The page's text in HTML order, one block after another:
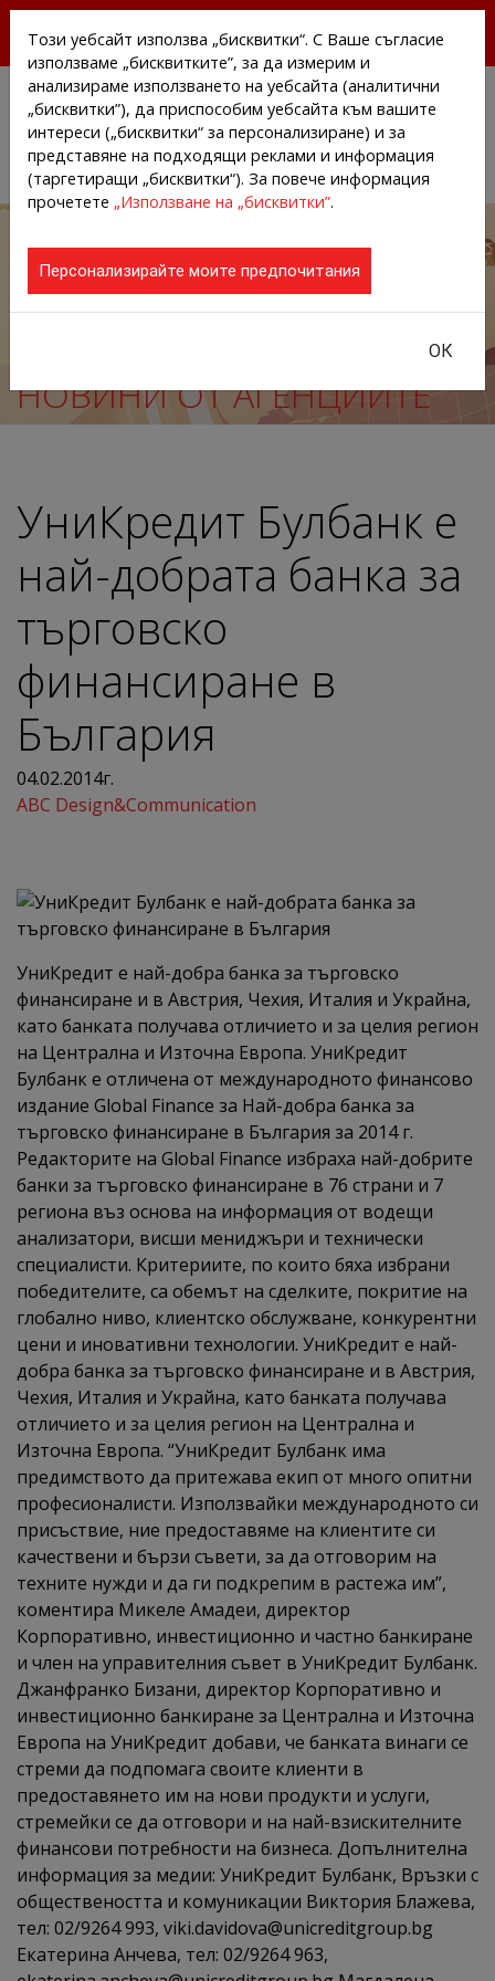
АГЕНЦИИТЕ И КОМПАНИИТЕ
НОВИНИ ОТ АГЕНЦИИТЕ
УниКредит Булбанк е
най-добрата банка за
търговско
финансиране в
България
04.02.2014г.
ABC Design&Communication
УниКредит е най-добра банка за търговско
финансиране и в Австрия, Чехия, Италия и Украйна,
като банката получава отличието и за целия регион
на Централна и Източна Европа. УниКредит
Булбанк е отличена от международното финансово
издание Global Finance за Най-добра банка за
търговско финансиране в България за 2014 г.
Редакторите на Global Finance избраха най-добрите
банки за търговско финансиране в 76 страни и 7
региона въз основа на информация от водещи
анализатори, висши мениджъри и технически
специалисти. Критериите, по които бяха избрани
победителите, са обемът на сделките, покритие на
глобално ниво, клиентско обслужване, конкурентни
цени и иновативни технологии. УниКредит е най-
добра банка за търговско финансиране и в Австрия,
Чехия, Италия и Украйна, като банката получава
отличието и за целия регион на Централна и
Източна Европа. “УниКредит Булбанк има
предимството да притежава екип от много опитни
професионалисти. Използвайки международното си
присъствие, ние предоставяме на клиентите си
качествени и бързи съвети, за да отговорим на
техните нужди и да ги подкрепим в растежа им”,
коментира Микеле Амадеи, директор
Корпоративно, инвестиционно и частно банкиране
и член на управителния съвет в УниКредит Булбанк.
Джанфранко Бизани, директор Корпоративно и
инвестиционно банкиране за Централна и Източна
Европа на УниКредит добави, че банката винаги се
стреми да подпомага своите клиенти в
предоставянето им на нови продукти и услуги,
стремейки се да отговори и на най-взискителните
финансови потребности на бизнеса. Допълнителна
информация за медии: УниКредит Булбанк, Връзки с
обществеността и комуникации Виктория Блажева,
тел: 02/9264 993, viki.davidova@unicreditgroup.bg
Екатерина Анчева, тел: 02/9264 963,
Този уебсайт използва „бисквитки“. С Ваше съгласие
използваме „бисквитките”, за да измерим и
анализираме използването на уебсайта (аналитични
„бисквитки”), да приспособим уебсайта към вашите
интереси („бисквитки“ за персонализиране) и за
представяне на подходящи реклами и информация
(таргетиращи „бисквитки“). За повече информация
прочетете „Използване на „бисквитки”.
Персонализирайте моите предпочитания
ОК